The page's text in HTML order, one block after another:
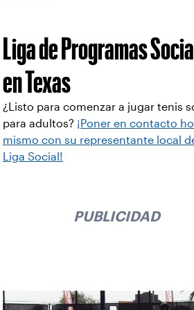
Liga de Programas
en Texas
¿Listo para comenzar a jugar tenis
para adultos? ¡Poner en contacto
mismo con su representante local
Liga Social!
PUBLICIDAD